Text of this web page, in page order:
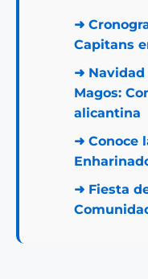
➜
Capitans
➜ Navidad
Magos:
alicantina
➜ Conoce
➜ Fiesta